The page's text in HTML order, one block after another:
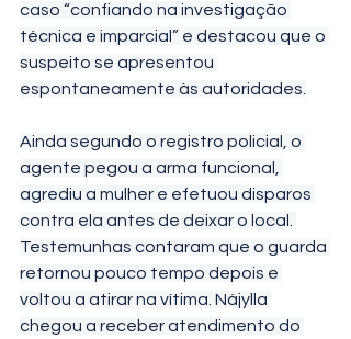
caso “confiando na investigação
técnica e imparcial” e destacou que o
suspeito se apresentou
espontaneamente às autoridades.
Ainda segundo o registro policial, o
agente pegou a arma funcional,
agrediu a mulher e efetuou disparos
contra ela antes de deixar o local.
Testemunhas contaram que o guarda
retornou pouco tempo depois e
voltou a atirar na vítima. Nájylla
chegou a receber atendimento do